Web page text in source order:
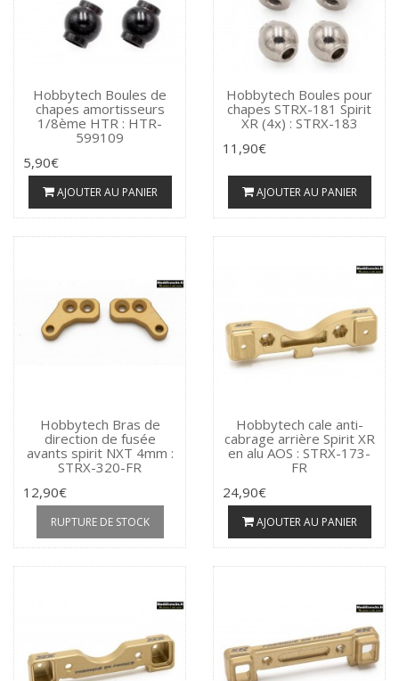
Hobbytech Boules de
chapes amortisseurs
1/8ème HTR : HTR-
599109
5,90€
AJOUTER AU PANIER
Hobbytech Boules pour
chapes STRX-181 Spirit
XR (4x) : STRX-183
11,90€
AJOUTER AU PANIER
Hobbytech Bras de
direction de fusée
avants spirit NXT 4mm :
STRX-320-FR
12,90€
RUPTURE DE STOCK
Hobbytech cale anti-
cabrage arrière Spirit XR
en alu AOS : STRX-173-
FR
24,90€
AJOUTER AU PANIER